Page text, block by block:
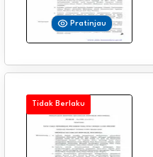
Pratinjau
Tidak Berlaku